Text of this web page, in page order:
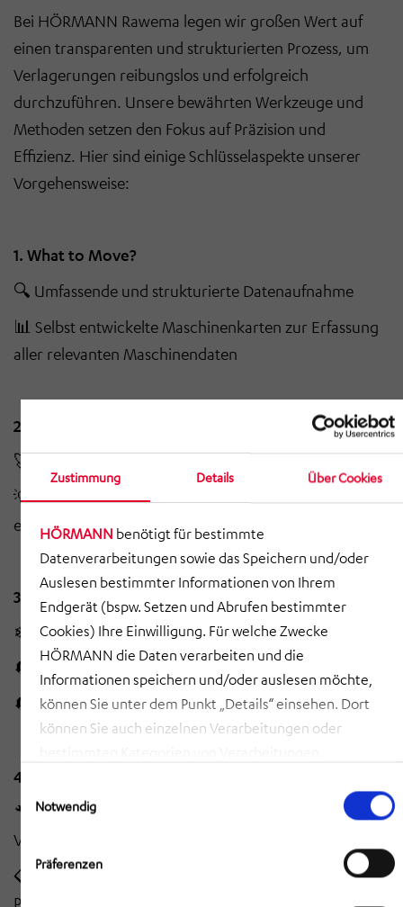
Zustimmung Details Über Cookies
HÖRMANN benötigt für bestimmte
Datenverarbeitungen sowie das Speichern und/oder
Auslesen bestimmter Informationen von Ihrem
Endgerät (bspw. Setzen und Abrufen bestimmter
Cookies) Ihre Einwilligung. Für welche Zwecke
HÖRMANN die Daten verarbeiten und die
Informationen speichern und/oder auslesen möchte,
können Sie unter dem Punkt „Details“ einsehen. Dort
können Sie auch einzelnen Verarbeitungen oder
Sie ein, dass HÖRMANN alle der erläuterten
Informationen speichern sowie auslesen und damit
zusammenhängende Datenverarbeitungen vornehmen
darf, die nicht ohnehin unbedingt erforderlich sind,
Einwilligungsauswahl
Notwendig
Präferenzen
Bei HÖRMANN Rawema legen wir großen Wert auf
einen transparenten und strukturierten Prozess, um
Verlagerungen reibungslos und erfolgreich
durchzuführen. Unsere bewährten Werkzeuge und
Methoden setzen den Fokus auf Präzision und
Effizienz. Hier sind einige Schlüsselaspekte unserer
Vorgehensweise:
1. What to Move?
🔍 Umfassende und strukturierte Datenaufnahme
📊 Selbst entwickelte Maschinenkarten zur Erfassung
aller relevanten Maschinendaten
2. Plan to Succeed
🚀 Ihre Vision – unsere Lösungen
💡 Umfassendes Leistungsangebot (auch weit über die
eigentliche Verlagerung hinaus)
3. Design Freeze
❄ Fixieren von Planungsergebnissen
🔄 Revisionsschleifen minimieren
🔄 Change-Management
4. Readiness Check
🔧 Die Maschinen bewegen sich erst, wenn alle
Vorbereitungen durchgeführt wurden
📋 Selbst entwickelte Checklisten & Prozesse zur
Prüfung aller relevanten Vorbereitungen